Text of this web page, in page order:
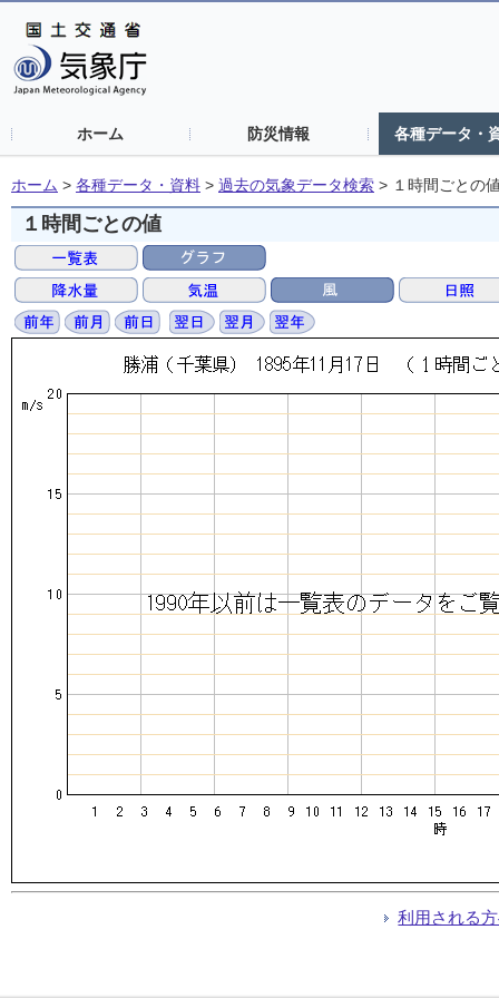
ホーム 防災情報 各種データ・
ホーム > 各種データ・資料 > 過去の気象データ検索 > １時間ごとの
１時間ごとの値
利用される